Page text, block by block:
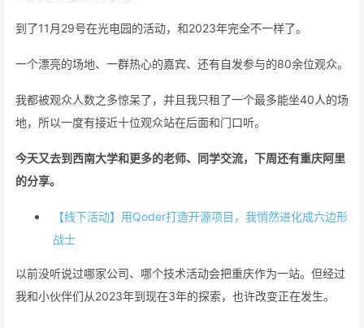
到了11月29号在光电园的活动，和2023年完全不一样了。
一个漂亮的场地、一群热心的嘉宾、还有自发参与的80余位观众。
我都被观众人数之多惊呆了，并且我只租了一个最多能坐40人的场
地，所以一度有接近十位观众站在后面和门口听。
今天又去到西南大学和更多的老师、同学交流，下周还有重庆阿里
的分享。
【线下活动】用Qoder打造开源项目，我悄然进化成六边形
战士
以前没听说过哪家公司、哪个技术活动会把重庆作为一站。但经过
我和小伙伴们从2023年到现在3年的探索，也许改变正在发生。